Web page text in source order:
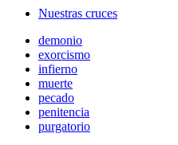
Nuestras cruces
demonio
exorcismo
infierno
muerte
pecado
penitencia
purgatorio